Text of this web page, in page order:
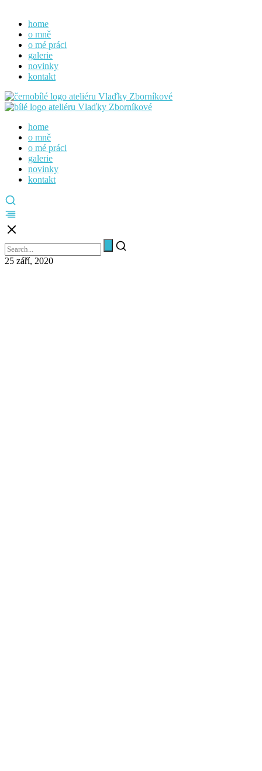
home
o mně
o mé práci
galerie
novinky
kontakt
home
o mně
o mé práci
galerie
novinky
kontakt
25 září, 2020